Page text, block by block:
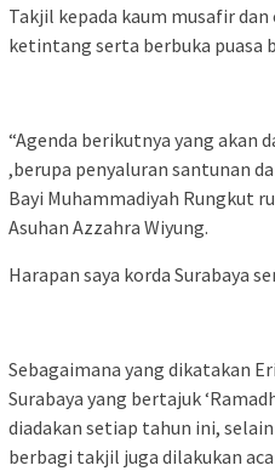
Takjil kepada kaum musafir
ketintang serta berbuka puasa
“Agenda berikutnya yang akan
,berupa penyaluran santunan
Bayi Muhammadiyah Rungkut
Asuhan Azzahra Wiyung.
Harapan saya korda Surabaya
Sebagaimana yang dikatakan
Surabaya yang bertajuk
diadakan setiap tahun ini,
berbagi takjil juga dilakukan